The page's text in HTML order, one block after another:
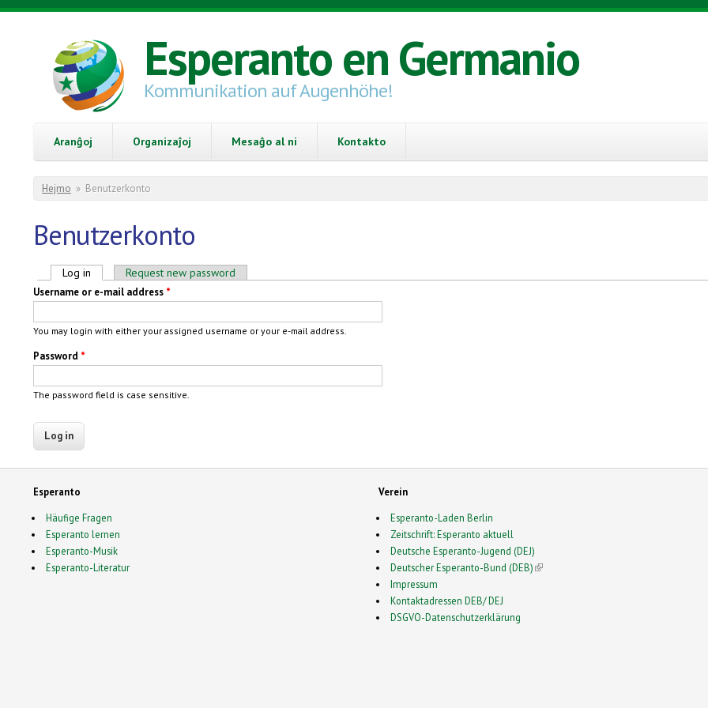
Skip to main content
Esperanto en Germanio
Kommunikation auf Augenhöhe!
Aranĝoj Organizaĵoj Mesaĝo al ni Kontakto
You are here
Hejmo » Benutzerkonto
Benutzerkonto
Primary tabs
Log in (active tab)Request new password
Username or e-mail address *
You may login with either your assigned username or your e-mail address.
Password *
The password field is case sensitive.
Esperanto
Häufige Fragen
Esperanto lernen
Esperanto-Musik
Esperanto-Literatur
Verein
Esperanto-Laden Berlin
Zeitschrift: Esperanto aktuell
Deutsche Esperanto-Jugend (DEJ)
Deutscher Esperanto-Bund (DEB)(link is external)
Impressum
Kontaktadressen DEB/ DEJ
DSGVO-Datenschutzerklärung